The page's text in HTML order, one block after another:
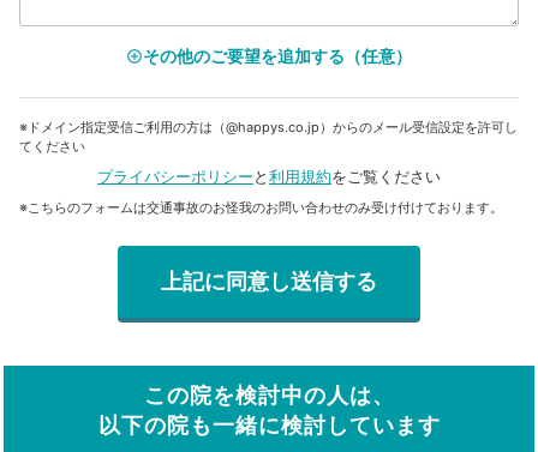
add_circle_outlineその他のご要望を追加する（任意）
※ドメイン指定受信ご利用の方は（@happys.co.jp）からのメール受信設定を許可し
てください
プライバシーポリシーと利用規約をご覧ください
※こちらのフォームは交通事故のお怪我のお問い合わせのみ受け付けております。
この院を検討中の人は、
以下の院も一緒に検討しています